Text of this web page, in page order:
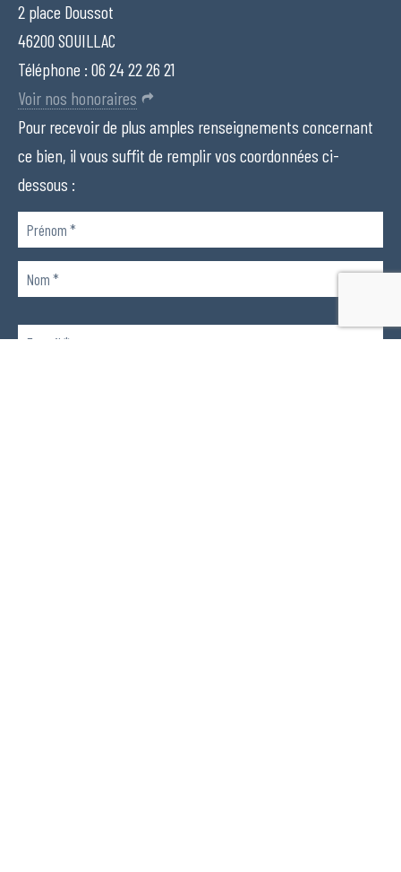
2 place Doussot
46200 SOUILLAC
Téléphone : 06 24 22 26 21
Voir nos honoraires
Pour recevoir de plus amples renseignements concernant
ce bien, il vous suffit de remplir vos coordonnées ci-
dessous :
Veuillez